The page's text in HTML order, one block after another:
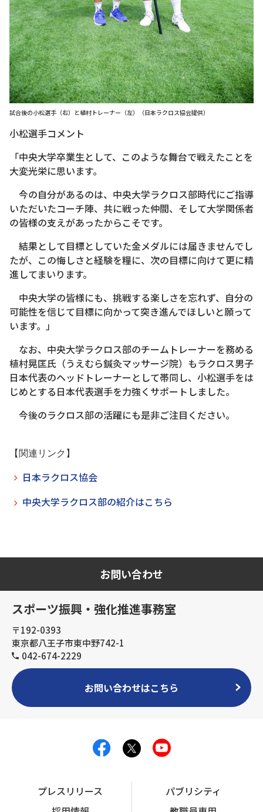
試合後の小松選手（右）と植村トレーナー（左）（日本ラクロス協会提供）
小松選手コメント
「中央大学卒業生として、このような舞台で戦えたことを
大変光栄に思います。
今の自分があるのは、中央大学ラクロス部時代にご指導
いただいたコーチ陣、共に戦った仲間、そして大学関係者
の皆様の支えがあったからこそです。
結果として目標としていた金メダルには届きませんでし
たが、この悔しさと経験を糧に、次の目標に向けて更に精
進してまいります。
中央大学の皆様にも、挑戦する楽しさを忘れず、自分の
可能性を信じて目標に向かって突き進んでほしいと願って
います。」
なお、中央大学ラクロス部のチームトレーナーを務める
植村晃匡氏（うえむら鍼灸マッサージ院）もラクロス男子
日本代表のヘッドトレーナーとして帯同し、小松選手をは
じめとする日本代表選手を力強くサポートしました。
今後のラクロス部の活躍にも是非ご注目ください。
【関連リンク】
日本ラクロス協会
中央大学ラクロス部の紹介はこちら
お問い合わせ
スポーツ振興・強化推進事務室
〒192-0393
東京都八王子市東中野742-1
042-674-2229
お問い合わせはこちら
プレスリリース
パブリシティ